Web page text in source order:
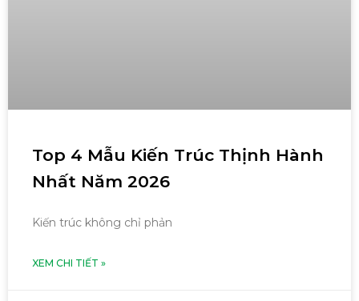
Top 4 Mẫu Kiến Trúc Thịnh Hành
Nhất Năm 2026
Kiến trúc không chỉ phản
XEM CHI TIẾT »